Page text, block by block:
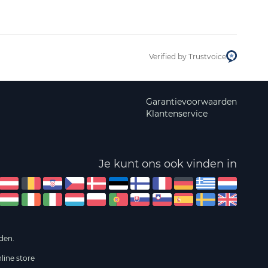
Verified by Trustvoice
Garantievoorwaarden
Klantenservice
Je kunt ons ook vinden in
store